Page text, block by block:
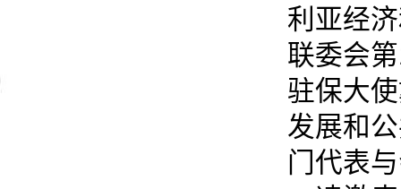
利亚经
联委会
驻保大
发展和
门代表